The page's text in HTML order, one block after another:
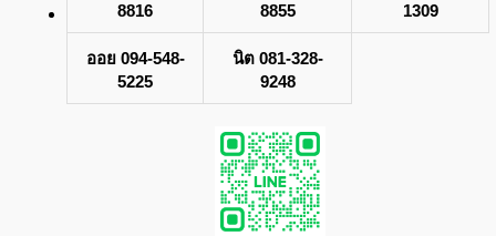
8816
8855
1309
ออย 094-548-
5225
นิต 081-328-
9248